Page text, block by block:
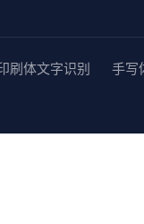
刷体文字识别 手写